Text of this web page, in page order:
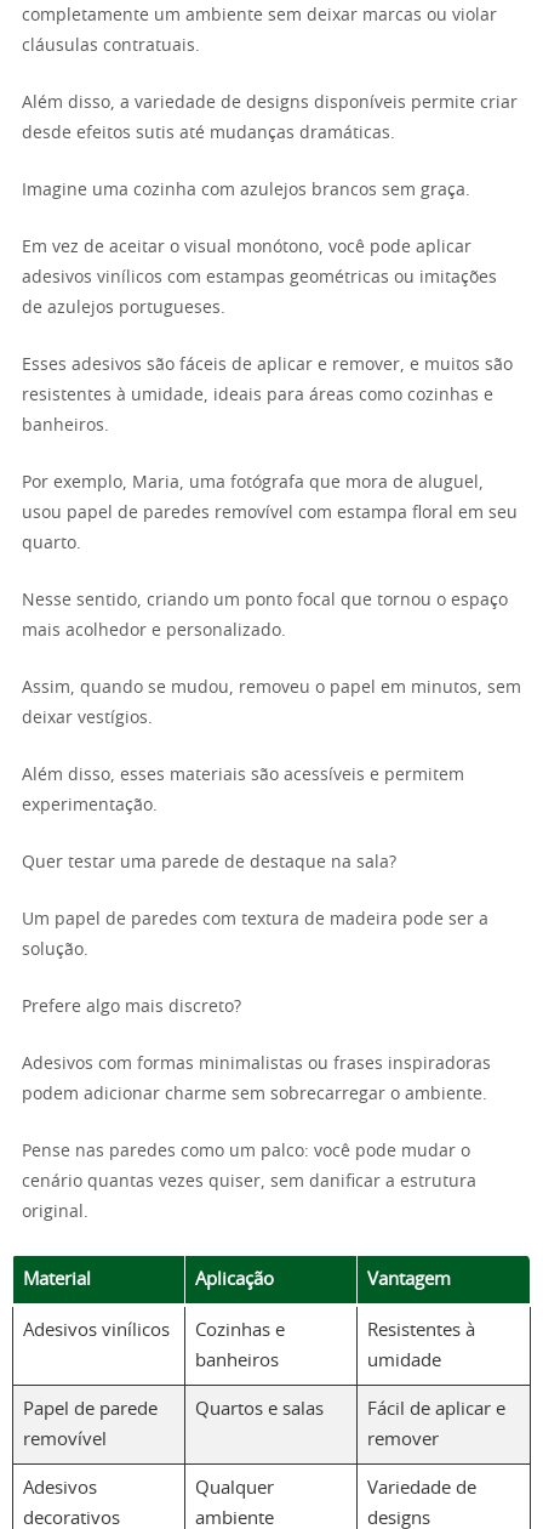
completamente um ambiente sem deixar marcas ou violar
cláusulas contratuais.
Além disso, a variedade de designs disponíveis permite criar
desde efeitos sutis até mudanças dramáticas.
Imagine uma cozinha com azulejos brancos sem graça.
Em vez de aceitar o visual monótono, você pode aplicar
adesivos vinílicos com estampas geométricas ou imitações
de azulejos portugueses.
Esses adesivos são fáceis de aplicar e remover, e muitos são
resistentes à umidade, ideais para áreas como cozinhas e
banheiros.
Por exemplo, Maria, uma fotógrafa que mora de aluguel,
usou papel de paredes removível com estampa floral em seu
quarto.
Nesse sentido, criando um ponto focal que tornou o espaço
mais acolhedor e personalizado.
Assim, quando se mudou, removeu o papel em minutos, sem
deixar vestígios.
Além disso, esses materiais são acessíveis e permitem
experimentação.
Quer testar uma parede de destaque na sala?
Um papel de paredes com textura de madeira pode ser a
solução.
Prefere algo mais discreto?
Adesivos com formas minimalistas ou frases inspiradoras
podem adicionar charme sem sobrecarregar o ambiente.
Pense nas paredes como um palco: você pode mudar o
cenário quantas vezes quiser, sem danificar a estrutura
original.
Material Aplicação Vantagem
Adesivos vinílicos
Cozinhas e
banheiros
Resistentes à
umidade
Papel de parede
removível
Quartos e salas
Fácil de aplicar e
remover
Adesivos
decorativos
Qualquer
ambiente
Variedade de
designs